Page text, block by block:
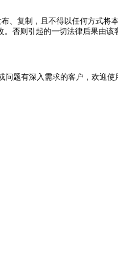
、复制，且不得以任何方式将
否则引起的一切法律后果由该
题有深入需求的客户，欢迎使